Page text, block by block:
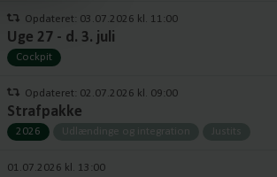
Opdateret: 03.07.2026 kl. 11:00
Uge 27 - d. 3. juli
Cockpit
Opdateret: 02.07.2026 kl. 09:00
Strafpakke
2026 Udlændinge og integration Justits
01.07.2026 kl. 13:00